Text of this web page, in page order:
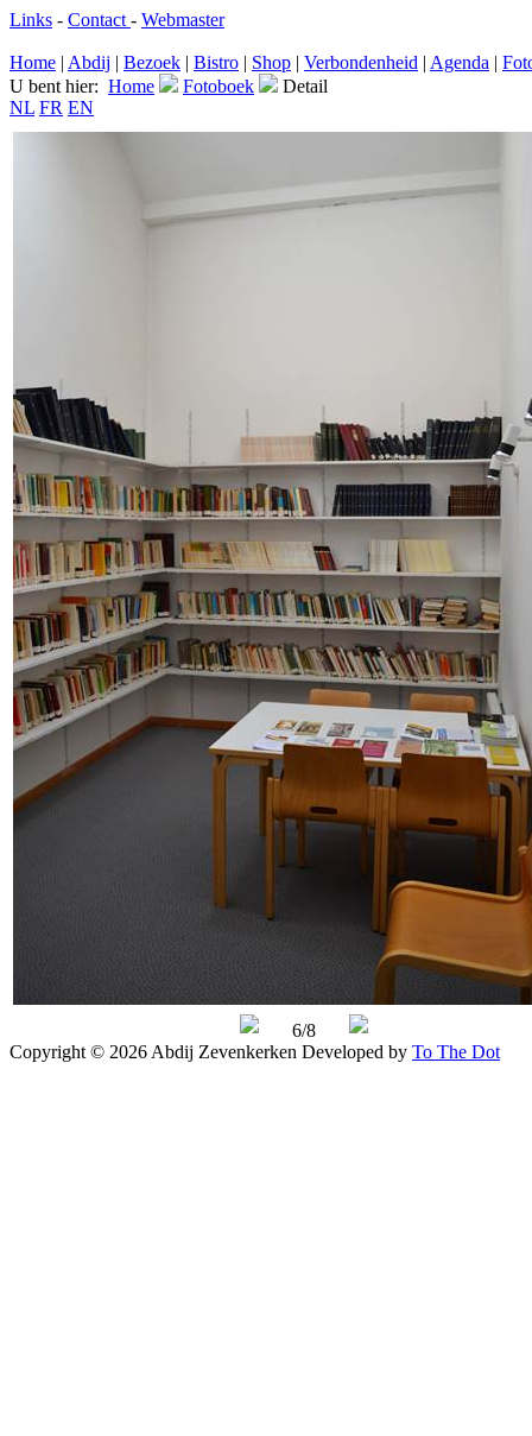
Links - Contact - Webmaster
Home | Abdij | Bezoek | Bistro | Shop | Verbondenheid | Agenda |
U bent hier: Home Fotoboek
Detail
NL FR EN
6/8
Copyright © 2026 Abdij Zevenkerken Developed by To The Dot